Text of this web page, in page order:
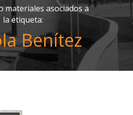
materiales asociados a
la etiqueta:
Benítez